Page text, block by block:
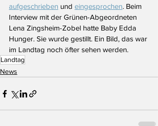
aufgeschrieben und eingesprochen. Beim
Interview mit der Grünen-Abgeordneten
Lena Zingsheim-Zobel hatte Baby Edda
Hunger. Sie wurde gestillt. Ein Bild, das war
im Landtag noch öfter sehen werden.
Landtag
News